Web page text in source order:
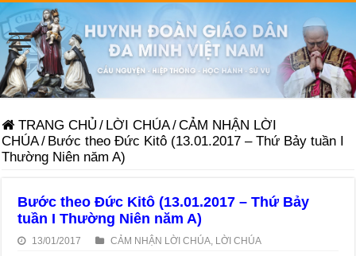
TRANG CHỦ / LỜI CHÚA/CẢM NHẬN LỜI
CHÚA/ Bước theo Đức Kitô (13.01.2017 – Thứ Bảy tuần I
Thường Niên năm A)
Bước theo Đức Kitô (13.01.2017 – Thứ Bảy
tuần I Thường Niên năm A)
13/01/2017 CẢM NHẬN LỜI CHÚA LỜI CHÚA